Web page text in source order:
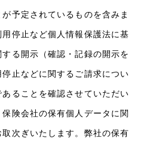
予定されているものを含みま
停止など個人情報保護法に基
る開示（確認・記録の開示を
止などに関するご請求につい
ることを確認させていただい
険会社の保有個人データに関
次ぎいたします。弊社の保有